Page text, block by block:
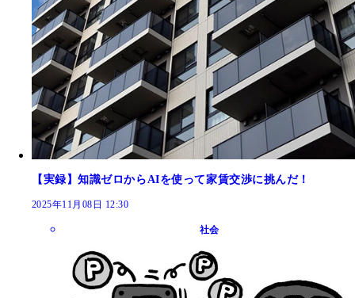
【実録】知識ゼロからAIを使って家賃交渉に挑んだ！
2025年11月08日 12:30
社会